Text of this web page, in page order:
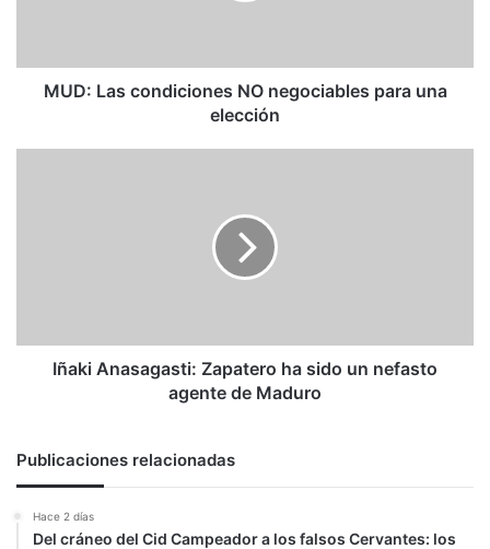
MUD: Las condiciones NO negociables para una
elección
de
MaduroIñaki Anasagasti: Zapatero ha sido un nefasto
agente de Maduro
Publicaciones relacionadas
Hace 2 días
Del cráneo del Cid Campeador a los falsos Cervantes: los